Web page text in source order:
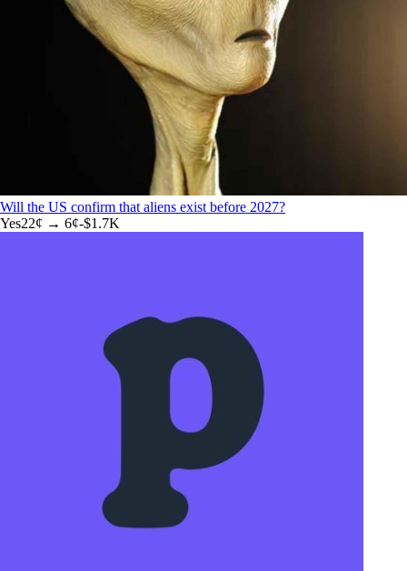
Will the US confirm that aliens exist before 2027?
Yes22¢ → 6¢-$1.7K